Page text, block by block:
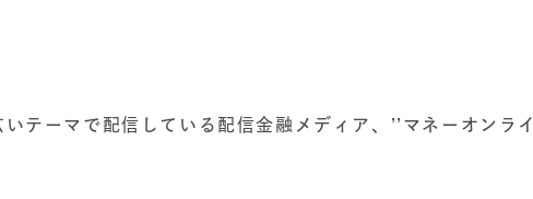
テーマで配信している配信金融メディア、’’マネーオンライ